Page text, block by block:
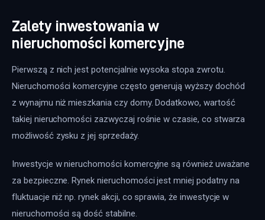
Zalety inwestowania w
nieruchomości komercyjne
Pierwszą z nich jest potencjalnie wysoka stopa zwrotu.
Nieruchomości komercyjne często generują wyższy dochód
z wynajmu niż mieszkania czy domy. Dodatkowo, wartość
takiej nieruchomości zazwyczaj rośnie w czasie, co stwarza
możliwość zysku z jej sprzedaży.
Inwestycje w nieruchomości komercyjne są również uważane
za bezpieczne. Rynek nieruchomości jest mniej podatny na
fluktuacje niż np. rynek akcji, co sprawia, że inwestycje w
nieruchomości są dość stabilne.